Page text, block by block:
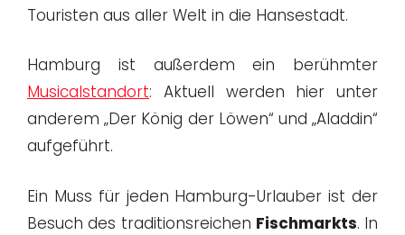
Touristen aus aller Welt in die Hansestadt.
Hamburg ist außerdem ein berühmter
Musicalstandort: Aktuell werden hier unter
anderem „Der König der Löwen“ und „Aladdin“
aufgeführt.
Ein Muss für jeden Hamburg-Urlauber ist der
Besuch des traditionsreichen Fischmarkts. In